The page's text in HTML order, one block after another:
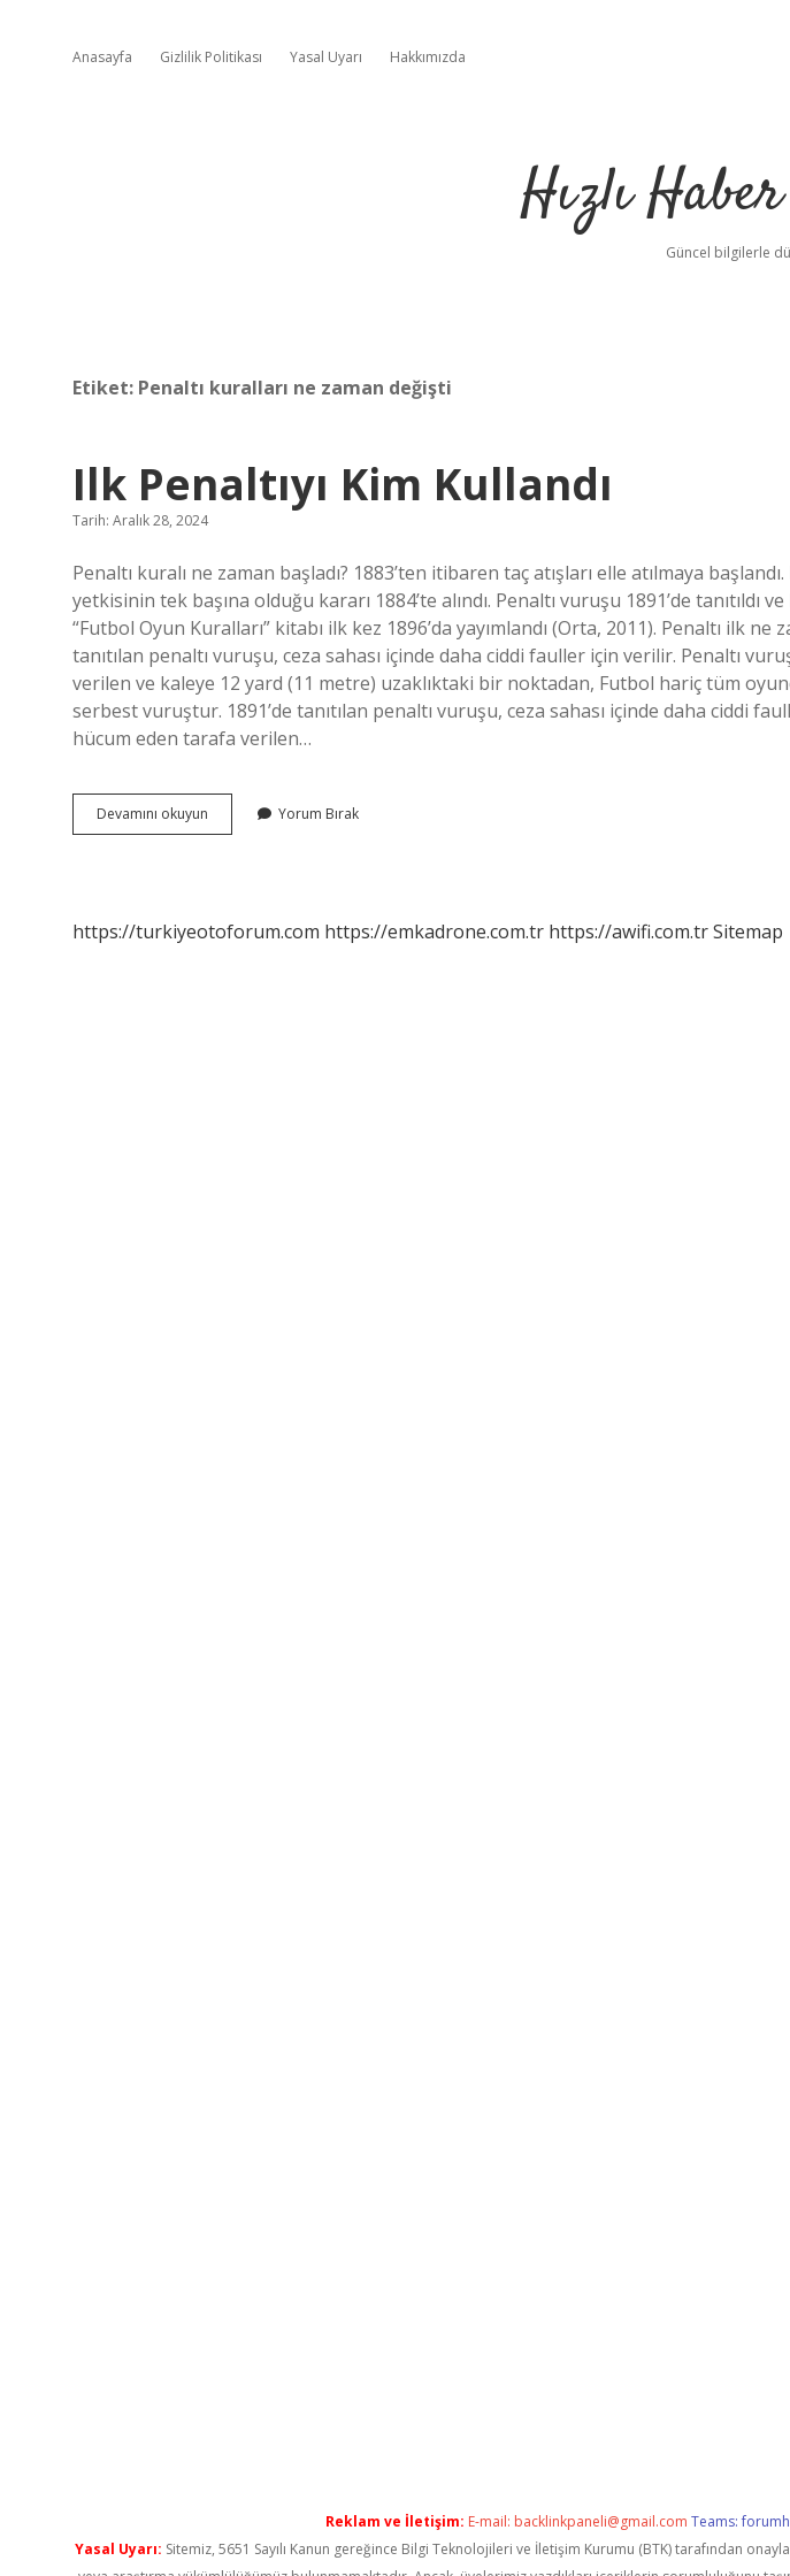
Anasayfa Gizlilik Politikası Yasal Uyarı Hakkımızda
Hızlı
Güncel bilgilerle
Etiket: Penaltı kuralları ne zaman değişti
Ilk Penaltıyı Kim Kullandı
Tarih: Aralık 28, 2024
Penaltı kuralı ne zaman başladı? 1883’ten itibaren taç atışları elle atılmaya
yetkisinin tek başına olduğu kararı 1884’te alındı. Penaltı vuruşu 1891’de tanıtıldı
“Futbol Oyun Kuralları” kitabı ilk kez 1896’da yayımlandı (Orta, 2011). Penaltı ilk ne
tanıtılan penaltı vuruşu, ceza sahası içinde daha ciddi fauller için verilir. Penaltı
verilen ve kaleye 12 yard (11 metre) uzaklıktaki bir noktadan, Futbol hariç tüm
serbest vuruştur. 1891’de tanıtılan penaltı vuruşu, ceza sahası içinde daha ciddi
hücum eden tarafa verilen…
Devamını okuyun
Penaltıyı
Yorum Bırak
https://turkiyeotoforum.com https://emkadrone.com.tr https://awifi.com.trSitemap
Reklam ve İletişim: E-mail: backlinkpaneli@gmail.com Teams:
Yasal Uyarı: Sitemiz, 5651 Sayılı Kanun gereğince Bilgi Teknolojileri ve İletişim Kurumu (BTK) tarafından